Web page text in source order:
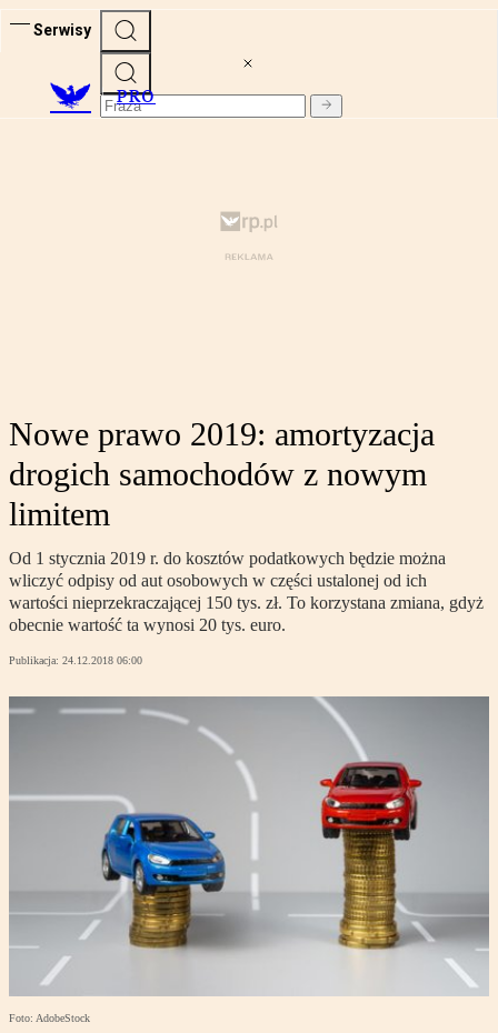
Serwisy
PRO
Nowe prawo 2019: amortyzacja
drogich samochodów z nowym
limitem
Od 1 stycznia 2019 r. do kosztów podatkowych będzie można
wliczyć odpisy od aut osobowych w części ustalonej od ich
wartości nieprzekraczającej 150 tys. zł. To korzystana zmiana, gdyż
obecnie wartość ta wynosi 20 tys. euro.
Publikacja: 24.12.2018 06:00
Foto: AdobeStock